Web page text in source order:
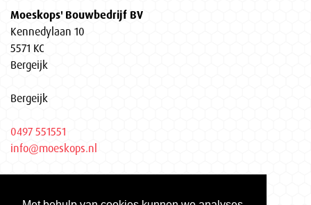
Moeskops' Bouwbedrijf BV
Kennedylaan 10
5571 KC
Bergeijk
Bergeijk
0497 551551
info@moeskops.nl